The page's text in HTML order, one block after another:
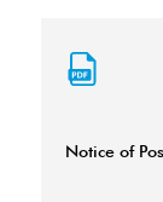
Notice of